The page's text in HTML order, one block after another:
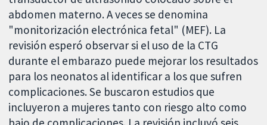
abdomen materno. A veces se denomina
"monitorización electrónica fetal" (MEF). La
revisión esperó observar si el uso de la CTG
durante el embarazo puede mejorar los resultados
para los neonatos al identificar a los que sufren
complicaciones. Se buscaron estudios que
incluyeron a mujeres tanto con riesgo alto como